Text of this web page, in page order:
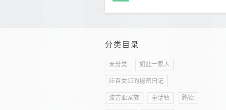
分类目录
未分类 如此一家人
应召女郎的秘密日记
波吉亚家族 童话镇 路德